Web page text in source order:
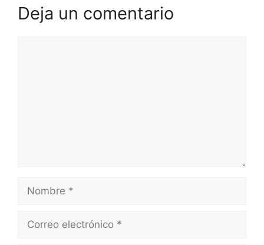
Deja un comentario
electrónico